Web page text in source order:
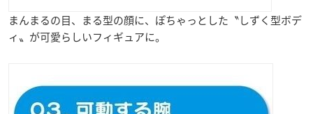
まんまるの目、まる型の顔に、ぽちゃっとした〝しずく型ボデ
ィ〟が可愛らしいフィギュアに。